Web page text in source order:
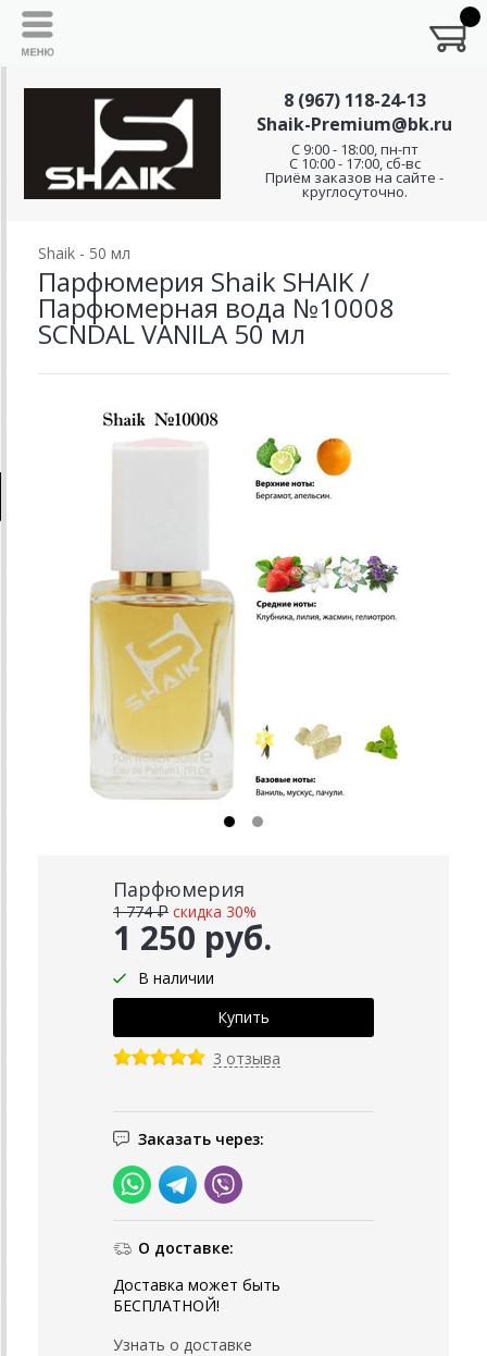
8 (967) 118-24-13
Shaik-Premium@bk.ru
C 9:00 - 18:00, пн-пт
С 10:00 - 17:00, сб-вс
Приём заказов на сайте -
круглосуточно.
Shaik - 50 мл
Парфюмерия Shaik SHAIK /
Парфюмерная вода №10008
SCNDAL VANILA 50 мл
Парфюмерия
1 250 руб.
1 774 ₽ скидка 30%
В наличии
3 отзыва
Заказать через:
О доставке:
Доставка может быть
БЕСПЛАТНОЙ!
Узнать о доставке